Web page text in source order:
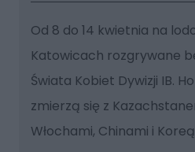
Od 8 do 14 kwietnia na
Katowicach rozgrywane
Świata Kobiet Dywizji IB.
zmierzą się z
Włochami, Chinami i